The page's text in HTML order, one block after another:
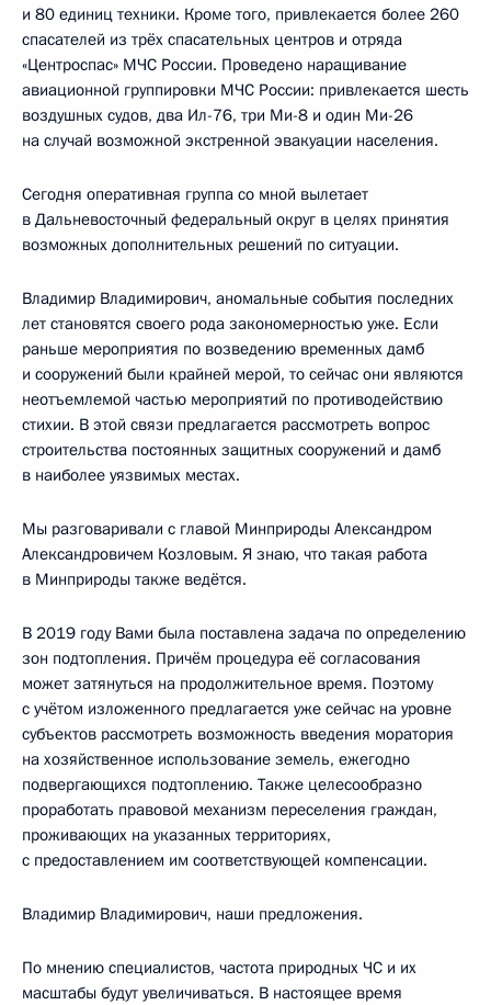
и 80 единиц техники. Кроме того, привлекается более 260
спасателей из трёх спасательных центров и отряда
«Центроспас» МЧС России. Проведено наращивание
авиационной группировки МЧС России: привлекается шесть
воздушных судов, два Ил-76, три Ми-8 и один Ми-26
на случай возможной экстренной эвакуации населения.
Сегодня оперативная группа со мной вылетает
в Дальневосточный федеральный округ в целях принятия
возможных дополнительных решений по ситуации.
Владимир Владимирович, аномальные события последних
лет становятся своего рода закономерностью уже. Если
раньше мероприятия по возведению временных дамб
и сооружений были крайней мерой, то сейчас они являются
неотъемлемой частью мероприятий по противодействию
стихии. В этой связи предлагается рассмотреть вопрос
строительства постоянных защитных сооружений и дамб
в наиболее уязвимых местах.
Мы разговаривали с главой Минприроды Александром
Александровичем Козловым. Я знаю, что такая работа
в Минприроды также ведётся.
В 2019 году Вами была поставлена задача по определению
зон подтопления. Причём процедура её согласования
может затянуться на продолжительное время. Поэтому
с учётом изложенного предлагается уже сейчас на уровне
субъектов рассмотреть возможность введения моратория
на хозяйственное использование земель, ежегодно
подвергающихся подтоплению. Также целесообразно
проработать правовой механизм переселения граждан,
проживающих на указанных территориях,
с предоставлением им соответствующей компенсации.
Владимир Владимирович, наши предложения.
По мнению специалистов, частота природных ЧС и их
масштабы будут увеличиваться. В настоящее время